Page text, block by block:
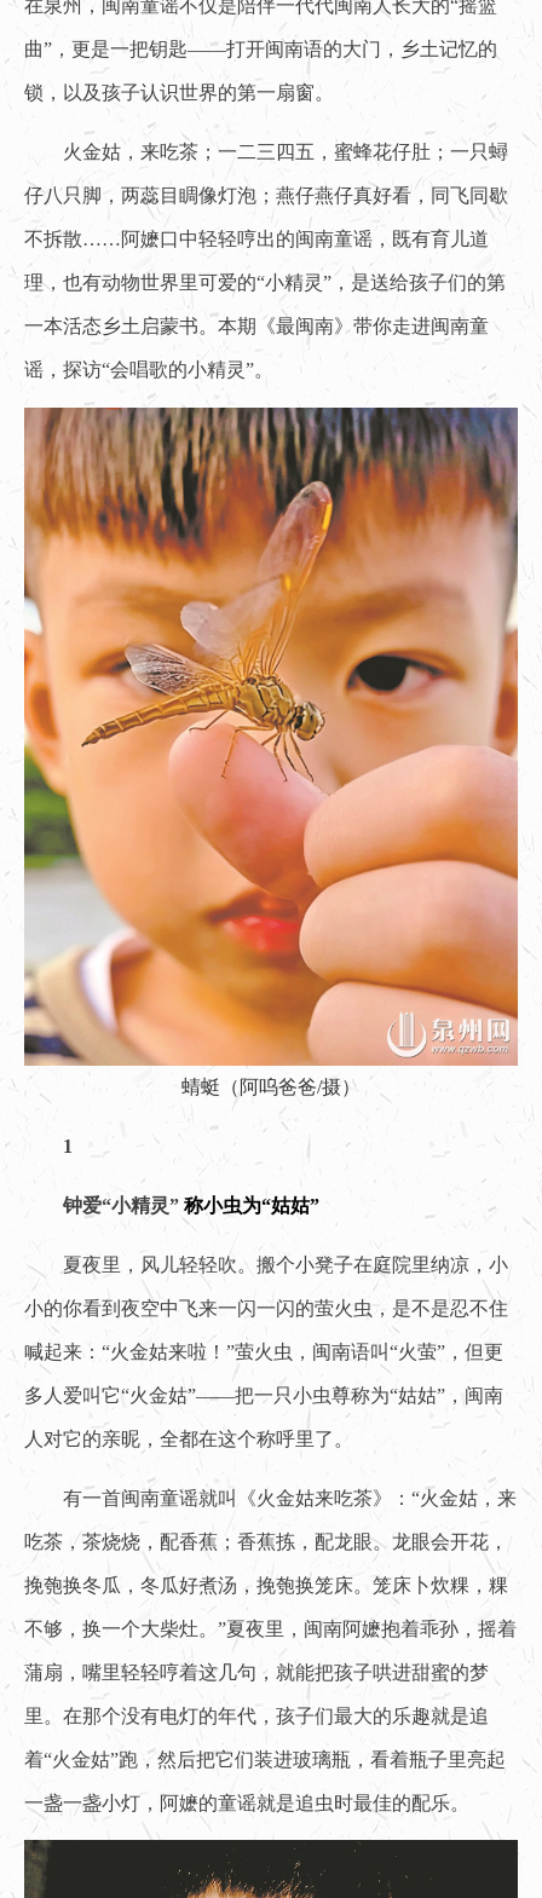
在泉州，闽南童谣不仅是陪伴一代代闽南人长大的“摇篮
曲”，更是一把钥匙——打开闽南语的大门，乡土记忆的
锁，以及孩子认识世界的第一扇窗。
火金姑，来吃茶；一二三四五，蜜蜂花仔肚；一只蟳
仔八只脚，两蕊目睭像灯泡；燕仔燕仔真好看，同飞同歇
不拆散……阿嬷口中轻轻哼出的闽南童谣，既有育儿道
理，也有动物世界里可爱的“小精灵”，是送给孩子们的第
一本活态乡土启蒙书。本期《最闽南》带你走进闽南童
谣，探访“会唱歌的小精灵”。
蜻蜓（阿呜爸爸/摄）
1
钟爱“小精灵” 称小虫为“姑姑”
夏夜里，风儿轻轻吹。搬个小凳子在庭院里纳凉，小
小的你看到夜空中飞来一闪一闪的萤火虫，是不是忍不住
喊起来：“火金姑来啦！”萤火虫，闽南语叫“火萤”，但更
多人爱叫它“火金姑”——把一只小虫尊称为“姑姑”，闽南
人对它的亲昵，全都在这个称呼里了。
有一首闽南童谣就叫《火金姑来吃茶》：“火金姑，来
吃茶，茶烧烧，配香蕉；香蕉拣，配龙眼。龙眼会开花，
挽匏换冬瓜，冬瓜好煮汤，挽匏换笼床。笼床卜炊粿，粿
不够，换一个大柴灶。”夏夜里，闽南阿嬷抱着乖孙，摇着
蒲扇，嘴里轻轻哼着这几句，就能把孩子哄进甜蜜的梦
里。在那个没有电灯的年代，孩子们最大的乐趣就是追
着“火金姑”跑，然后把它们装进玻璃瓶，看着瓶子里亮起
一盏一盏小灯，阿嬷的童谣就是追虫时最佳的配乐。